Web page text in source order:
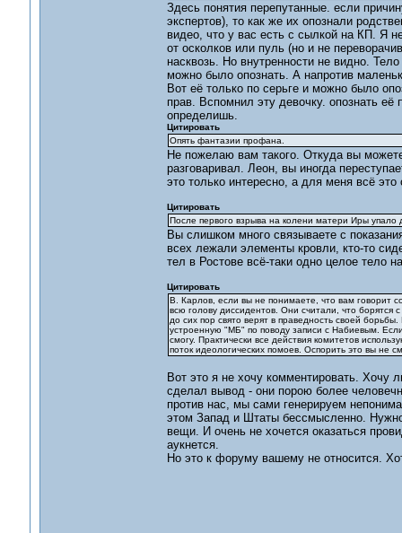
Здесь понятия перепутанные. если
экспертов), то как же их опознали
видео, что у вас есть с сылкой на КП. Я
от осколков или пуль (но и не
насквозь. Но внутренности не видно.
можно было опознать. А напротив
Вот её только по серьге и можно было
прав. Вспомнил эту девочку. опознать её
определишь.
Цитировать
Опять фантазии профана.
Не пожелаю вам такого. Откуда вы
разговаривал. Леон, вы иногда
это только интересно, а для меня всё
Цитировать
После первого взрыва на колени матери Иры упало
Вы слишком много связываете с
всех лежали элементы кровли, кто-то
тел в Ростове всё-таки одно целое тело
Цитировать
В. Карлов, если вы не понимаете, что вам говорит
всю голову диссидентов. Они считали, что
до сих пор свято верят в праведность своей
устроенную "МБ" по поводу записи с Набиевым.
смогу. Практически все действия комитетов
поток идеологических помоев. Оспорить это вы не
Вот это я не хочу комментировать. Хочу
сделал вывод - они порою более
против нас, мы сами генерируем
этом Запад и Штаты бессмысленно.
вещи. И очень не хочется оказаться
аукнется.
Но это к форуму вашему не относится.